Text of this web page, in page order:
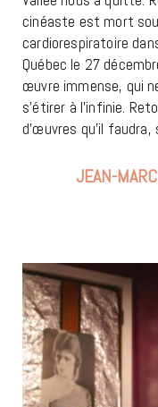
cinéaste est mort
cardiorespiratoire
Québec le 27
œuvre immense, qui
s’étirer à l’infinie.
d’œuvres qu’il
JEAN-